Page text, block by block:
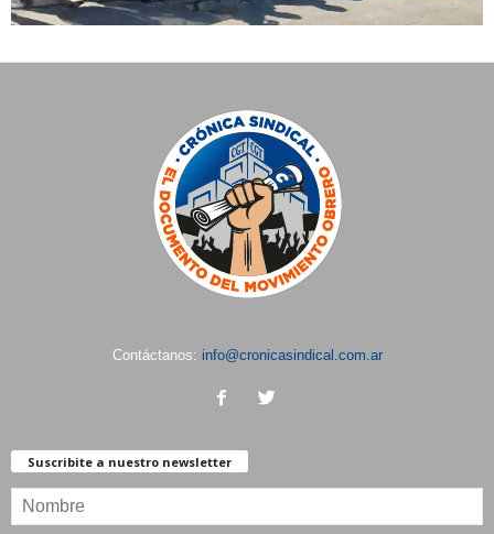
Contáctanos: info@cronicasindical.com.ar
Suscribite a nuestro newsletter